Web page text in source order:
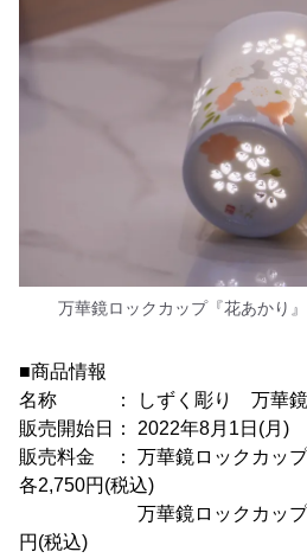
万華鏡ロックカップ『花あかり
■商品情報
名称 ： しずく彫り 万華鏡
販売開始日： 2022年8月1日(月)
販売料金 ： 万華鏡ロックカッ
各2,750円(税込)
万華鏡ロックカップ
円(税込)